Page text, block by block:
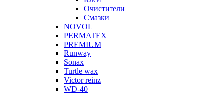
Очистители
Смазки
NOVOL
PERMATEX
PREMIUM
Runway
Sonax
Turtle wax
Victor reinz
WD-40